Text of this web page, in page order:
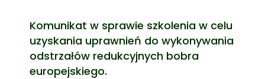
Komunikat w sprawie szkolenia w celu
uzyskania uprawnień do wykonywania
odstrzałów redukcyjnych bobra
europejskiego.